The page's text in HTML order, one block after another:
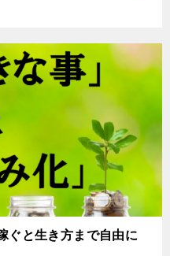
ぐと生き方まで自由に